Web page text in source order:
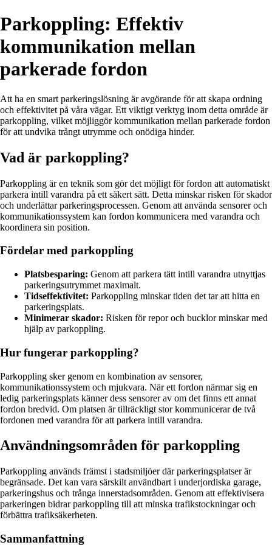
Parkoppling: Effektiv
kommunikation mellan
parkerade fordon
Att ha en smart parkeringslösning är avgörande för att skapa ordning
och effektivitet på våra vägar. Ett viktigt verktyg inom detta område är
parkoppling, vilket möjliggör kommunikation mellan parkerade fordon
för att undvika trångt utrymme och onödiga hinder.
Vad är parkoppling?
Parkoppling är en teknik som gör det möjligt för fordon att automatiskt
parkera intill varandra på ett säkert sätt. Detta minskar risken för skador
och underlättar parkeringsprocessen. Genom att använda sensorer och
kommunikationssystem kan fordon kommunicera med varandra och
koordinera sin position.
Fördelar med parkoppling
Platsbesparing: Genom att parkera tätt intill varandra utnyttjas
parkeringsutrymmet maximalt.
Tidseffektivitet: Parkoppling minskar tiden det tar att hitta en
parkeringsplats.
Minimerar skador: Risken för repor och bucklor minskar med
hjälp av parkoppling.
Hur fungerar parkoppling?
Parkoppling sker genom en kombination av sensorer,
kommunikationssystem och mjukvara. När ett fordon närmar sig en
ledig parkeringsplats känner dess sensorer av om det finns ett annat
fordon bredvid. Om platsen är tillräckligt stor kommunicerar de två
fordonen med varandra för att parkera intill varandra.
Användningsområden för parkoppling
Parkoppling används främst i stadsmiljöer där parkeringsplatser är
begränsade. Det kan vara särskilt användbart i underjordiska garage,
parkeringshus och trånga innerstadsområden. Genom att effektivisera
parkeringen bidrar parkoppling till att minska trafikstockningar och
förbättra trafiksäkerheten.
Sammanfattning